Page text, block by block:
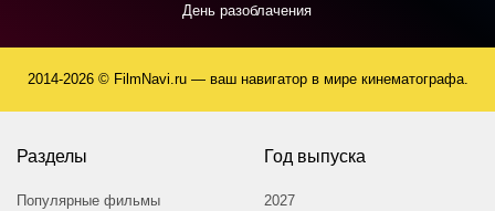
День разоблачения
2014-2026 © FilmNavi.ru — ваш навигатор в мире кинематографа.
Разделы
Популярные фильмы
Год выпуска
2027